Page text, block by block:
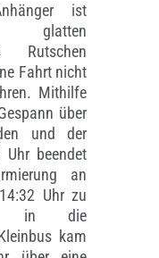
ist
Rutschen
Fahrt nicht
Mithilfe
über
und der
beendet
an
Uhr zu
in die
kam